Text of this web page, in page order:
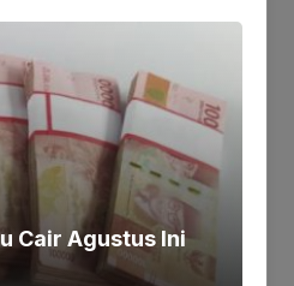
Cair Agustus Ini